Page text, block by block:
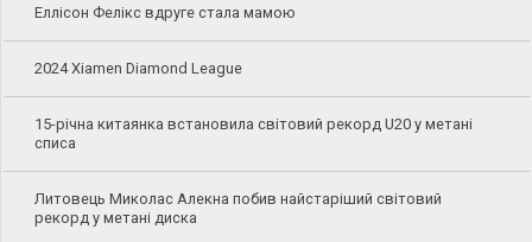
Еллісон Фелікс вдруге стала мамою
2024 Xiamen Diamond League
15-річна китаянка встановила світовий рекорд U20 у метані
списа
Литовець Миколас Алекна побив найстаріший світовий
рекорд у метані диска